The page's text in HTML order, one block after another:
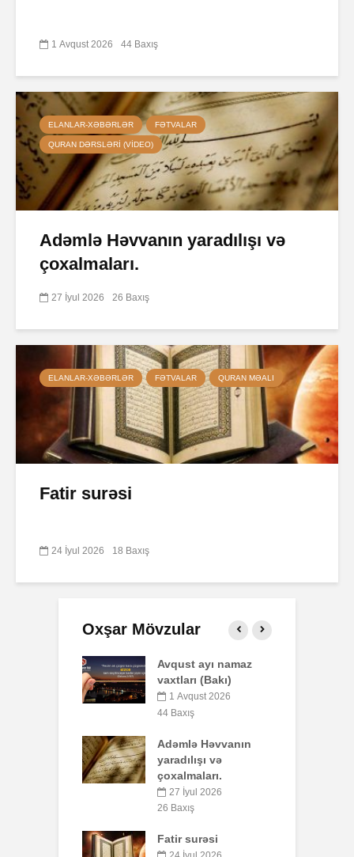
1 Avqust 2026 44 Baxış
ELANLAR-XƏBƏRLƏR FƏTVALAR
QURAN DƏRSLƏRI (VIDEO)
Adəmlə Həvvanın yaradılışı və
çoxalmaları.
27 İyul 2026 26 Baxış
ELANLAR-XƏBƏRLƏR FƏTVALAR QURAN MƏALI
Fatir surəsi
24 İyul 2026 18 Baxış
Oxşar Mövzular
Səba surəsi
10 İyul 2026
40 Baxış
7 İyul 2026 51 Baxış
AŞURA BARƏDƏ
26 İyun 2026